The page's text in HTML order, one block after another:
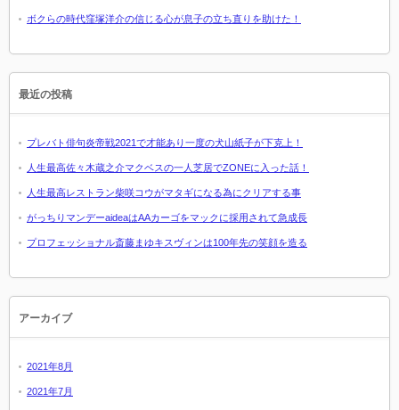
ボクらの時代窪塚洋介の信じる心が息子の立ち直りを助けた！
最近の投稿
プレバト俳句炎帝戦2021で才能あり一度の犬山紙子が下克上！
人生最高佐々木蔵之介マクベスの一人芝居でZONEに入った話！
人生最高レストラン柴咲コウがマタギになる為にクリアする事
がっちりマンデーaideaはAAカーゴをマックに採用されて急成長
プロフェッショナル斎藤まゆキスヴィンは100年先の笑顔を造る
アーカイブ
2021年8月
2021年7月